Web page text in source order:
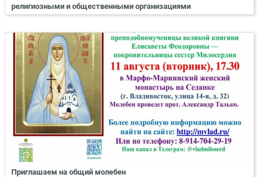
религиозными и общественными организациями
Приглашаем на общий молебен